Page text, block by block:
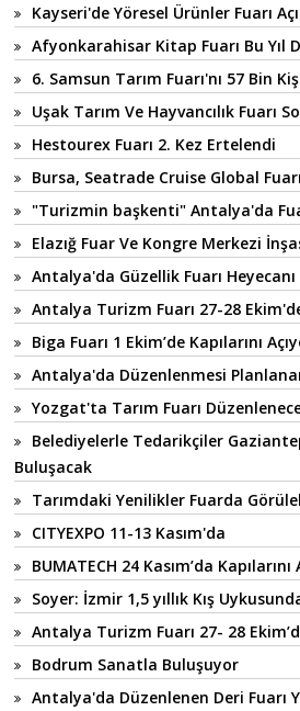
Kayseri'de Yöresel Ürünler Fuarı
Afyonkarahisar Kitap Fuarı Bu Yıl
6. Samsun Tarım Fuarı'nı 57 Bin
Uşak Tarım Ve Hayvancılık Fuarı
Hestourex Fuarı 2. Kez Ertelendi
Bursa, Seatrade Cruise Global
"Turizmin başkenti" Antalya'da
Elazığ Fuar Ve Kongre Merkezi
Antalya'da Güzellik Fuarı Heyecanı
Antalya Turizm Fuarı 27-28
Biga Fuarı 1 Ekim’de Kapılarını
Antalya'da Düzenlenmesi
Yozgat'ta Tarım Fuarı
Belediyelerle Tedarikçiler
Buluşacak
Tarımdaki Yenilikler Fuarda
CITYEXPO 11-13 Kasım'da
BUMATECH 24 Kasım’da Kapılarını
Soyer: İzmir 1,5 yıllık Kış
Antalya Turizm Fuarı 27- 28
Bodrum Sanatla Buluşuyor
Antalya'da Düzenlenen Deri Fuarı